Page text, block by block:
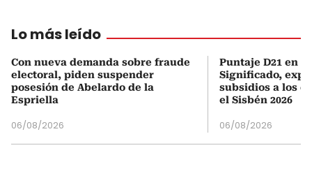
Lo más leído
Con nueva demanda sobre fraude
electoral, piden suspender
posesión de Abelardo de la
Espriella
06/08/2026
Puntaje D21 en
Significado,
subsidios a los
el Sisbén 2026
06/08/2026